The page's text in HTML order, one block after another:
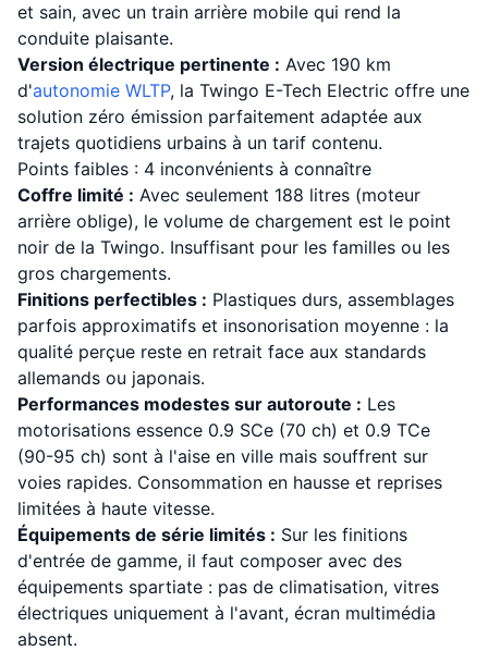
et sain, avec un train arrière mobile qui rend la
conduite plaisante.
Version électrique pertinente : Avec 190 km
d'autonomie WLTP, la Twingo E-Tech Electric offre une
solution zéro émission parfaitement adaptée aux
trajets quotidiens urbains à un tarif contenu.
Points faibles : 4 inconvénients à connaître
Coffre limité : Avec seulement 188 litres (moteur
arrière oblige), le volume de chargement est le point
noir de la Twingo. Insuffisant pour les familles ou les
gros chargements.
Finitions perfectibles : Plastiques durs, assemblages
parfois approximatifs et insonorisation moyenne : la
qualité perçue reste en retrait face aux standards
allemands ou japonais.
Performances modestes sur autoroute : Les
motorisations essence 0.9 SCe (70 ch) et 0.9 TCe
(90-95 ch) sont à l'aise en ville mais souffrent sur
voies rapides. Consommation en hausse et reprises
limitées à haute vitesse.
Équipements de série limités : Sur les finitions
d'entrée de gamme, il faut composer avec des
équipements spartiate : pas de climatisation, vitres
électriques uniquement à l'avant, écran multimédia
absent.